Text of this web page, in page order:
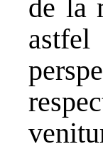
de la
astfel